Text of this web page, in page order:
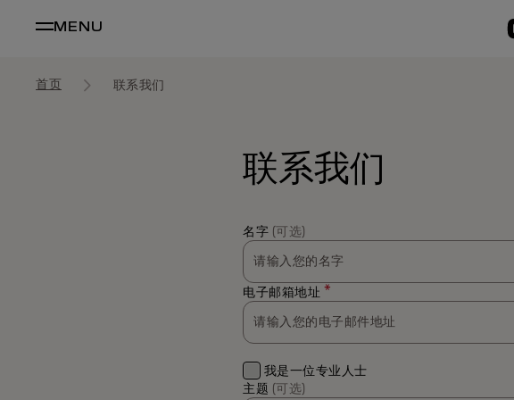
MENU
首页 联系我们
联系我们
名字 (可选)
请输入您的名字
电子邮箱地址 *
请输入您的电子邮件地址
我是一位专业人士
主题 (可选)